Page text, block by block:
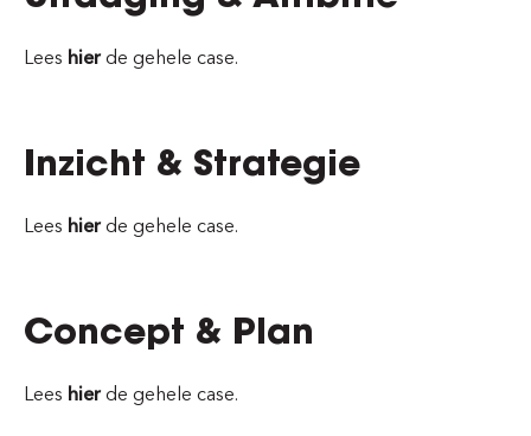
Lees hierde gehele case.
Inzicht & Strategie
Lees hierde gehele case.
Concept & Plan
Lees hierde gehele case.